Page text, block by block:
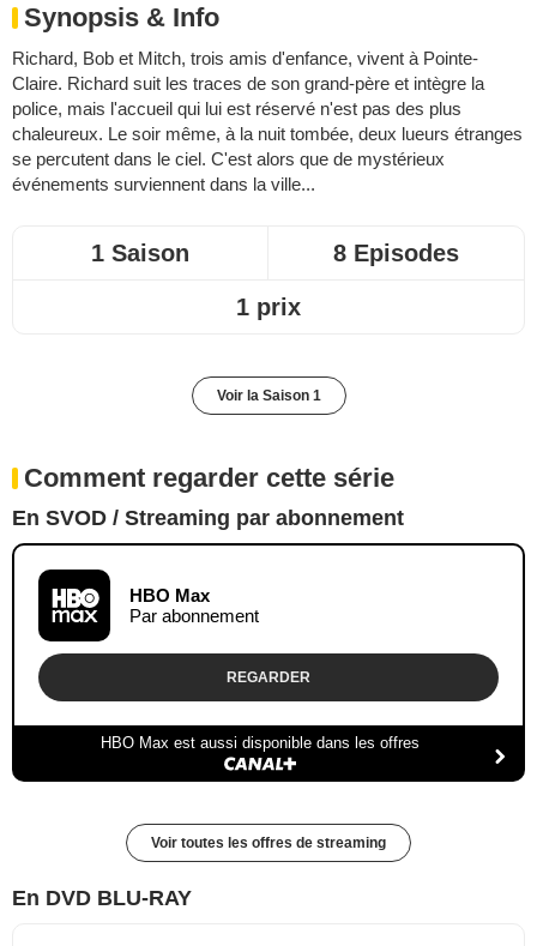
Synopsis & Info
Richard, Bob et Mitch, trois amis d'enfance, vivent à Pointe-
Claire. Richard suit les traces de son grand-père et intègre la
police, mais l'accueil qui lui est réservé n'est pas des plus
chaleureux. Le soir même, à la nuit tombée, deux lueurs étranges
se percutent dans le ciel. C'est alors que de mystérieux
événements surviennent dans la ville...
1 Saison 8 Episodes
1 prix
Voir la Saison 1
Comment regarder cette série
En SVOD / Streaming par abonnement
HBO Max
Par abonnement
REGARDER
HBO Max est aussi disponible dans les offres
Voir toutes les offres de streaming
En DVD BLU-RAY